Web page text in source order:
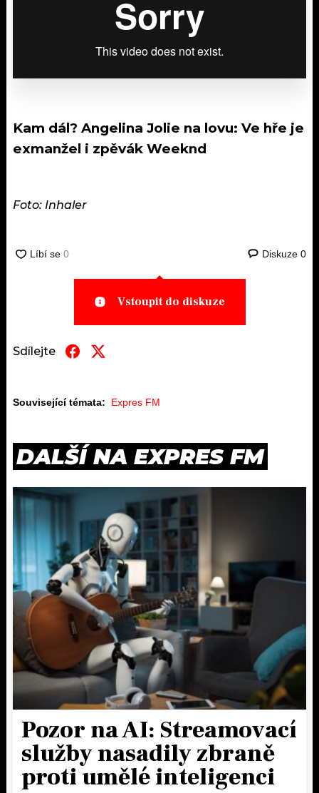
Kam dál? Angelina Jolie na lovu: Ve hře je
exmanžel i zpěvák Weeknd
Foto: Inhaler
Diskuze 0
Vstoupit do diskuze
Sdílejte
Související témata: Expres FM
DALŠÍ NA EXPRES FM
Pozor na AI: Streamovací
služby nasadily zbraně
proti umělé inteligenci